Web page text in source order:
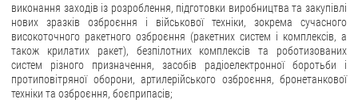
виконання заходів із розроблення, підготовки виробництва та закупівлі
нових зразків озброєння і військової техніки, зокрема сучасного
високоточного ракетного озброєння (ракетних систем і комплексів, а
також крилатих ракет), безпілотних комплексів та роботизованих
систем різного призначення, засобів радіоелектронної боротьби і
протиповітряної оборони, артилерійського озброєння, бронетанкової
техніки та озброєння, боєприпасів;